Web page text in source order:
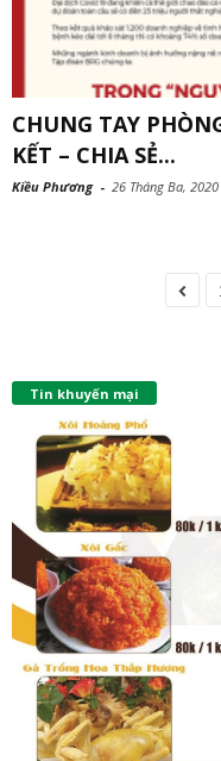
CHUNG TAY
KẾT – CHIA SẺ...
Kiều Phương - 26 Tháng Ba, 2020
Tin khuyến mại